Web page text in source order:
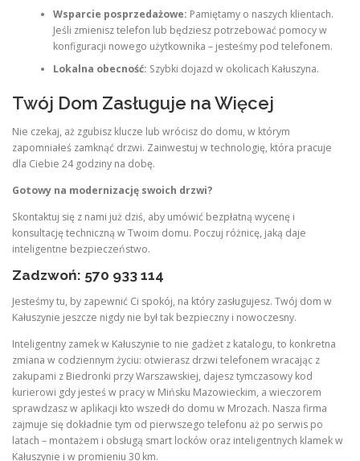
Wsparcie posprzedażowe: Pamiętamy o naszych klientach.
Jeśli zmienisz telefon lub będziesz potrzebować pomocy w
konfiguracji nowego użytkownika – jesteśmy pod telefonem.
Lokalna obecność: Szybki dojazd w okolicach Kałuszyna.
Twój Dom Zasługuje na Więcej
Nie czekaj, aż zgubisz klucze lub wrócisz do domu, w którym
zapomniałeś zamknąć drzwi. Zainwestuj w technologię, która pracuje
dla Ciebie 24 godziny na dobę.
Gotowy na modernizację swoich drzwi?
Skontaktuj się z nami już dziś, aby umówić bezpłatną wycenę i
konsultację techniczną w Twoim domu. Poczuj różnicę, jaką daje
inteligentne bezpieczeństwo.
Zadzwoń: 570 933 114
Jesteśmy tu, by zapewnić Ci spokój, na który zasługujesz. Twój dom w
Kałuszynie jeszcze nigdy nie był tak bezpieczny i nowoczesny.
Inteligentny zamek w Kałuszynie to nie gadżet z katalogu, to konkretna
zmiana w codziennym życiu: otwierasz drzwi telefonem wracając z
zakupami z Biedronki przy Warszawskiej, dajesz tymczasowy kod
kurierowi gdy jesteś w pracy w Mińsku Mazowieckim, a wieczorem
sprawdzasz w aplikacji kto wszedł do domu w Mrozach. Nasza firma
zajmuje się dokładnie tym od pierwszego telefonu aż po serwis po
latach – montażem i obsługą smart locków oraz inteligentnych klamek w
Kałuszynie i w promieniu 30 km.